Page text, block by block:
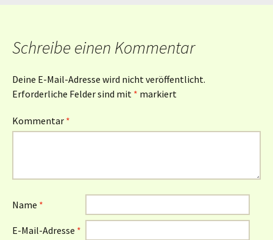
Schreibe einen Kommentar
Deine E-Mail-Adresse wird nicht veröffentlicht.
Erforderliche Felder sind mit * markiert
Kommentar *
Name *
E-Mail-Adresse *